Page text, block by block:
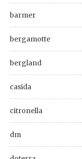
barmer
bergamotte
bergland
casida
citronella
dm